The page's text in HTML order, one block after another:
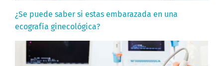
¿Se puede saber si estas embarazada en una
ecografía ginecológica?